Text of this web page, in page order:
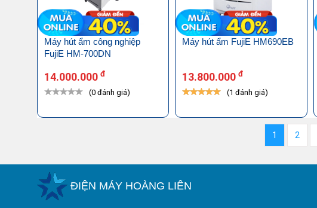
Máy hút ẩm công nghiệp
FujiE HM-700DN
14.000.000 đ
(0 đánh giá)
Máy hút ẩm FujiE HM690EB
13.800.000đ
(1 đánh giá)
1 2
ĐIỆN MÁY HOÀNG LIÊN